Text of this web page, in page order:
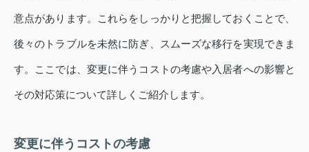
意点があります。これらをしっかりと把握しておくことで、
後々のトラブルを未然に防ぎ、スムーズな移行を実現できま
す。ここでは、変更に伴うコストの考慮や入居者への影響と
その対応策について詳しくご紹介します。
変更に伴うコストの考慮